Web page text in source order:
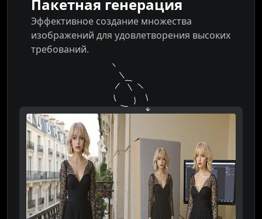
Пакетная генерация
Эффективное создание множества
изображений для удовлетворения высоких
требований.